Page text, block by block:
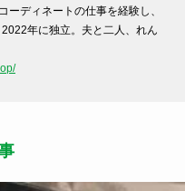
ーディネートの仕事を経験し、
年に独立。夫と二人、れん